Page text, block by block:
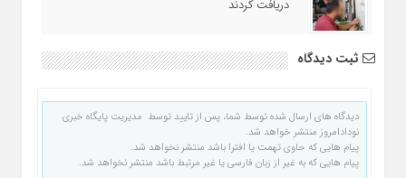
دریافت کردند
ثبت دیدگاه
دیدگاه های ارسال شده توسط شما، پس از تایید توسط مدیریت پایگاه خبری
نودادامروز منتشر خواهد شد.
پیام هایی که حاوی تهمت یا افترا باشد منتشر نخواهد شد.
پیام هایی که به غیر از زبان فارسی یا غیر مرتبط باشد منتشر نخواهد شد.